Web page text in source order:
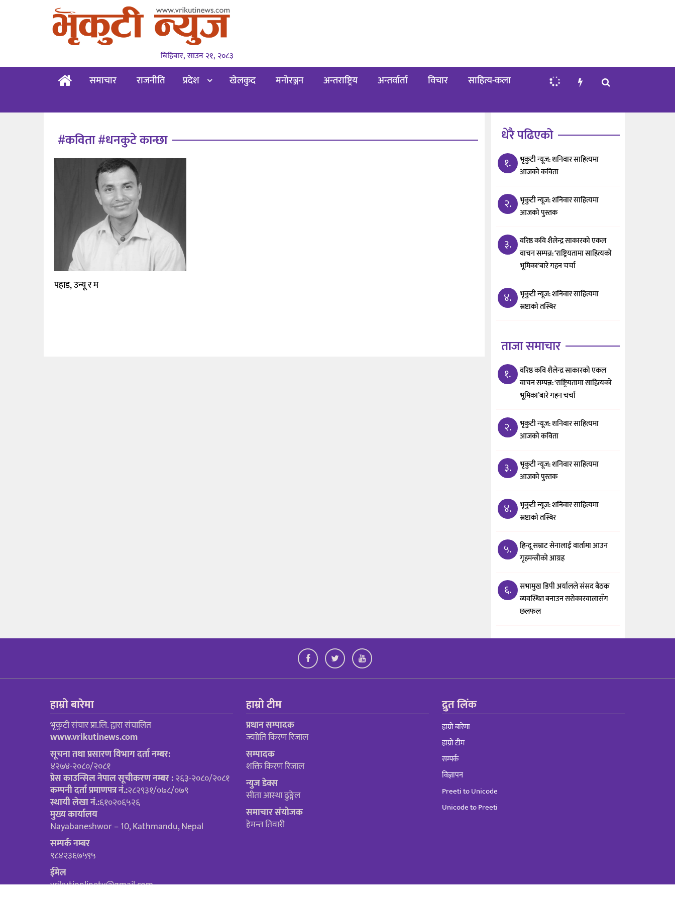
बिहिबार, साउन २१, २०८३
समाचार राजनीति प्रदेश खेलकुद मनोरञ्जन अन्तराष्ट्रिय अन्तर्वार्ता विचार साहित्य-कला
#कविता #धनकुटे कान्छा
पहाड, उन्यू र म
धेरै पढिएको
१.
भृकुटी न्यूज: शनिवार साहित्यमा
आजको कविता
२.
भृकुटी न्यूज: शनिवार साहित्यमा
आजको पुस्तक
३.
वरिष्ठ कवि शैलेन्द्र साकारको एकल
वाचन सम्पन्न: ‘राष्ट्रियतामा साहित्यको
भूमिका’बारे गहन चर्चा
४.
भृकुटी न्यूज: शनिवार साहित्यमा
स्रष्टाको तस्बिर
ताजा समाचार
१.
वरिष्ठ कवि शैलेन्द्र साकारको एकल
वाचन सम्पन्न: ‘राष्ट्रियतामा साहित्यको
भूमिका’बारे गहन चर्चा
२.
भृकुटी न्यूज: शनिवार साहित्यमा
आजको कविता
३.
भृकुटी न्यूज: शनिवार साहित्यमा
आजको पुस्तक
४.
भृकुटी न्यूज: शनिवार साहित्यमा
स्रष्टाको तस्बिर
५.
हिन्दू सम्राट सेनालाई वार्तामा आउन
गृहमन्त्रीको आग्रह
६.
सभामुख डिपी अर्यालले संसद बैठक
व्यवस्थित बनाउन सरोकारवालासँग
छलफल
हाम्रो बारेमा
भृकुटी संचार प्रा.लि. द्वारा संचालित
www.vrikutinews.com
सूचना तथा प्रसारण विभाग दर्ता नम्बर:
४२७४-२०८०/२०८१
प्रेस काउन्सिल नेपाल सूचीकरण नम्बर :२६३-२०८०/२०८१
कम्पनी दर्ता प्रमाणपत्र नं.:२८२९३१/०७८/०७९
स्थायी लेखा नं.:६१०२०६५२६
मुख्य कार्यालय
Nayabaneshwor – 10, Kathmandu, Nepal
सम्पर्क नम्बर
९८४२३६७५९५
ईमेल
vrikutionlinetv@gmail.com
हाम्रो टीम
प्रधान सम्पादक
ज्याोति किरण रिजाल
सम्पादक
शक्ति किरण रिजाल
न्युज डेक्स
सीता आस्था ढुङ्गेल
समाचार संयोजक
हेमन्त तिवारी
द्रुत लिंक
हाम्रो बारेमा
हाम्रो टीम
सम्पर्क
विज्ञापन
Preeti to Unicode
Unicode to Preeti